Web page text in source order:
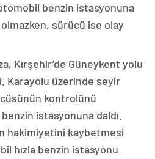
benzin istasyonuna
sürücü ise olay
Kırşehir’de Güneykent yolu
Karayolu üzerinde seyir
kontrolünü
istasyonuna daldı.
hakimiyetini kaybetmesi
hızla benzin istasyonu